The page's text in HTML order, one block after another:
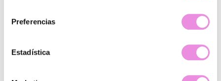
Preferencias
Estadística
EN QUÉ
que el tratamiento contempla
la intervención en tres áreas: